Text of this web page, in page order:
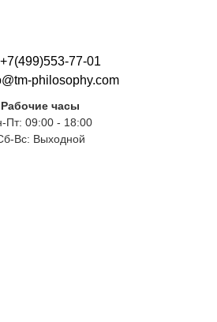
+7(499)553-77-01
philosophy.com
Рабочие часы
Пт: 09:00 - 18:00
Вс: Выходной